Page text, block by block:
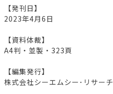
【発刊日】
2023年4月6日
【資料体裁】
A4判・並製・323頁
【編集発行】
株式会社シーエムシー･リサーチ